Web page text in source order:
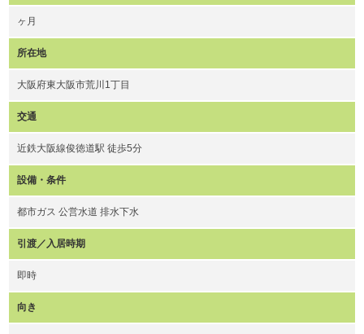
ヶ月
所在地
大阪府東大阪市荒川1丁目
交通
近鉄大阪線俊徳道駅 徒歩5分
設備・条件
都市ガス 公営水道 排水下水
引渡／入居時期
即時
向き